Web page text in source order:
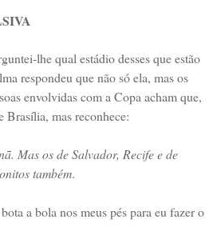
lhe qual estádio desses que estão
respondeu que não só ela, mas os
envolvidas com a Copa acham que,
Brasília, mas reconhece:
Mas os de Salvador, Recife e de
também.
a bola nos meus pés para eu fazer o